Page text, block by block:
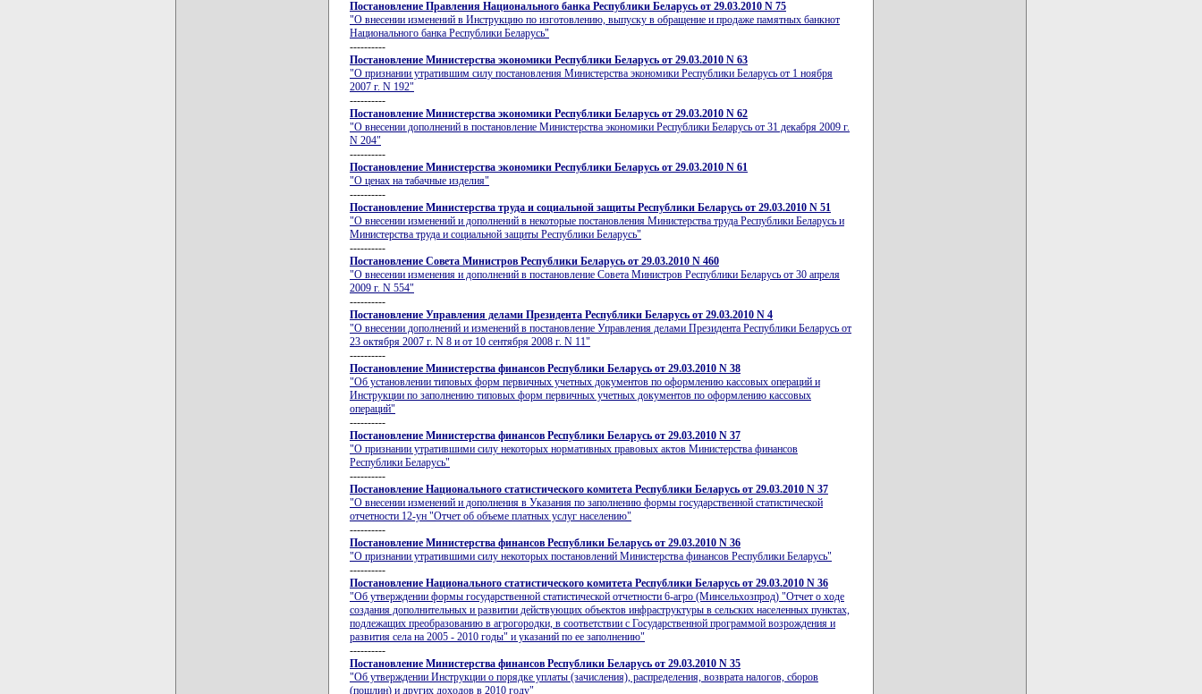
Постановление Правления Национального банка Республики Беларусь от 29.03.2010 N 75
"О внесении изменений в Инструкцию по изготовлению, выпуску в обращение и продаже памятных банкнот
Национального банка Республики Беларусь"
----------
Постановление Министерства экономики Республики Беларусь от 29.03.2010 N 63
"О признании утратившим силу постановления Министерства экономики Республики Беларусь от 1 ноября
2007 г. N 192"
----------
Постановление Министерства экономики Республики Беларусь от 29.03.2010 N 62
"О внесении дополнений в постановление Министерства экономики Республики Беларусь от 31 декабря 2009 г.
N 204"
----------
Постановление Министерства экономики Республики Беларусь от 29.03.2010 N 61
"О ценах на табачные изделия"
----------
Постановление Министерства труда и социальной защиты Республики Беларусь от 29.03.2010 N 51
"О внесении изменений и дополнений в некоторые постановления Министерства труда Республики Беларусь и
Министерства труда и социальной защиты Республики Беларусь"
----------
Постановление Совета Министров Республики Беларусь от 29.03.2010 N 460
"О внесении изменения и дополнений в постановление Совета Министров Республики Беларусь от 30 апреля
2009 г. N 554"
----------
Постановление Управления делами Президента Республики Беларусь от 29.03.2010 N 4
"О внесении дополнений и изменений в постановление Управления делами Президента Республики Беларусь от
23 октября 2007 г. N 8 и от 10 сентября 2008 г. N 11"
----------
Постановление Министерства финансов Республики Беларусь от 29.03.2010 N 38
"Об установлении типовых форм первичных учетных документов по оформлению кассовых операций и
Инструкции по заполнению типовых форм первичных учетных документов по оформлению кассовых
операций"
----------
Постановление Министерства финансов Республики Беларусь от 29.03.2010 N 37
"О признании утратившими силу некоторых нормативных правовых актов Министерства финансов
Республики Беларусь"
----------
Постановление Национального статистического комитета Республики Беларусь от 29.03.2010 N 37
"О внесении изменений и дополнения в Указания по заполнению формы государственной статистической
отчетности 12-ун "Отчет об объеме платных услуг населению"
----------
Постановление Министерства финансов Республики Беларусь от 29.03.2010 N 36
"О признании утратившими силу некоторых постановлений Министерства финансов Республики Беларусь"
----------
Постановление Национального статистического комитета Республики Беларусь от 29.03.2010 N 36
"Об утверждении формы государственной статистической отчетности 6-агро (Минсельхозпрод) "Отчет о ходе
создания дополнительных и развитии действующих объектов инфраструктуры в сельских населенных пунктах,
подлежащих преобразованию в агрогородки, в соответствии с Государственной программой возрождения и
развития села на 2005 - 2010 годы" и указаний по ее заполнению"
----------
Постановление Министерства финансов Республики Беларусь от 29.03.2010 N 35
"Об утверждении Инструкции о порядке уплаты (зачисления), распределения, возврата налогов, сборов
(пошлин) и других доходов в 2010 году"